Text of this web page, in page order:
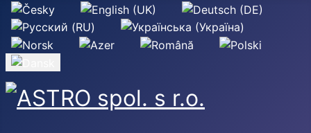
Vælg dit sprog